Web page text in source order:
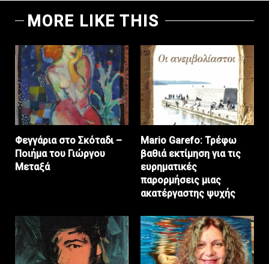
MORE LIKE THIS
Φεγγάρια στο Σκόταδι –
Ποιήμα του Γιώργου
Μεταξά
Mario Garefo: Τρέφω
βαθιά εκτίμηση για τις
ευρηματικές
παρορμήσεις μιας
ακατέργαστης ψυχής